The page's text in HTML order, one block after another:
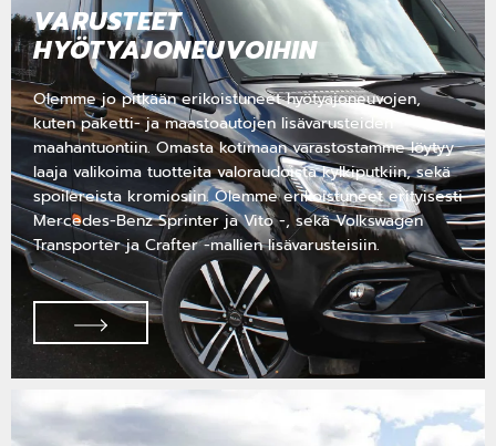
VARUSTEET
HYÖTYAJONEUVOIHIN​
Olemme jo pitkään erikoistuneet hyötyajoneuvojen,
kuten paketti- ja maastoautojen lisävarusteiden
maahantuontiin. Omasta kotimaan varastostamme löytyy
laaja valikoima tuotteita valoraudoista kylkiputkiin, sekä
spoilereista kromiosiin. Olemme erikoistuneet erityisesti
Mercedes-Benz Sprinter ja Vito -, sekä Volkswagen
Transporter ja Crafter -mallien lisävarusteisiin.